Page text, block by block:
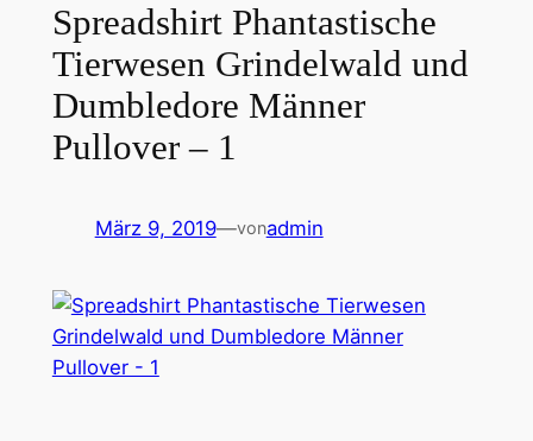
Spreadshirt Phantastische
Tierwesen Grindelwald und
Dumbledore Männer
Pullover – 1
März 9, 2019—vonadmin